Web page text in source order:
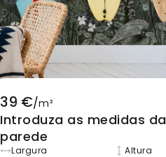
39 €/m²
Introduza as medidas
parede
Largura Altura